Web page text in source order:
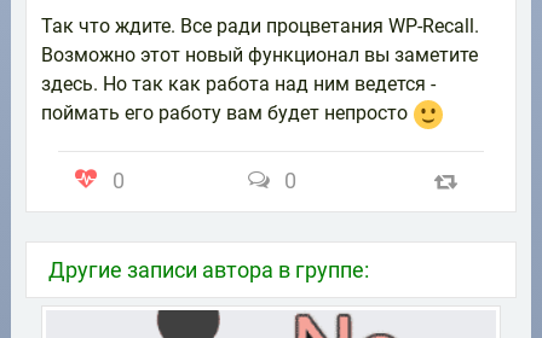
Так что ждите. Все ради процветания WP-Recall.
Возможно этот новый функционал вы заметите
здесь. Но так как работа над ним ведется -
поймать его работу вам будет непросто
0 0
Другие записи автора в группе: